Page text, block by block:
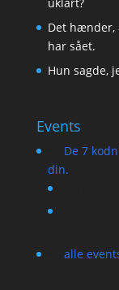
Det hænder,
har sået.
Hun sagde,
Events
De 7
din.
alle